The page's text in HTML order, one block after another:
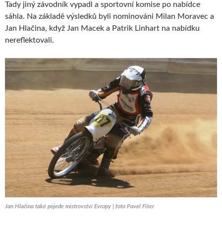
Tady jiný závodník vypadl a sportovní komise po nabídce
sáhla. Na základě výsledků byli nominováni Milan Moravec a
Jan Hlačina, když Jan Macek a Patrik Linhart na nabídku
nereflektovali.
Jan Hlačina také pojede mistrovství Evropy | foto Pavel Fišer